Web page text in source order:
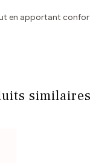
en apportant
similaires